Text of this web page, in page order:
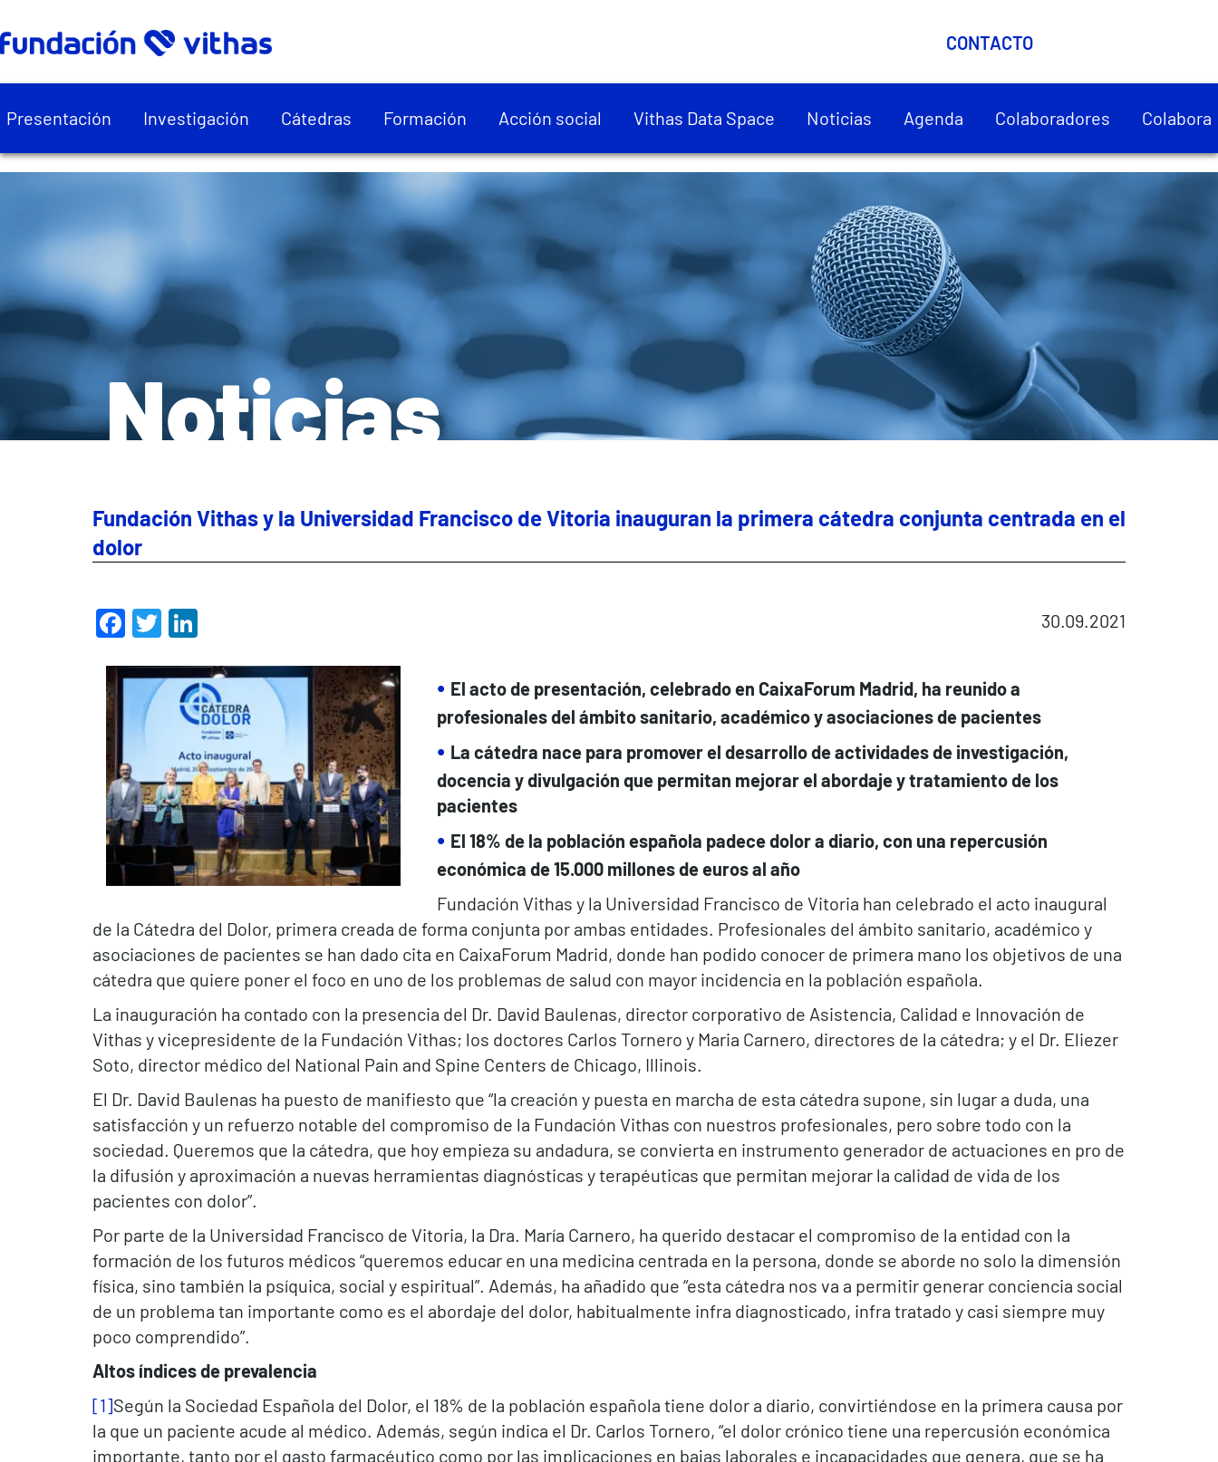
CONTACTO
Presentación Investigación Cátedras Formación Acción social Vithas Data Space Noticias Agenda Colaboradores Colabora
Noticias
Fundación Vithas y la Universidad Francisco de Vitoria inauguran la primera cátedra conjunta centrada en el
dolor
Facebook
Twitter 30.09.2021
El acto de presentación, celebrado en CaixaForum Madrid, ha reunido a
profesionales del ámbito sanitario, académico y asociaciones de pacientes
La cátedra nace para promover el desarrollo de actividades de investigación,
docencia y divulgación que permitan mejorar el abordaje y tratamiento de los
pacientes
El 18% de la población española padece dolor a diario, con una repercusión
económica de 15.000 millones de euros al año
Fundación Vithas y la Universidad Francisco de Vitoria han celebrado el acto inaugural
de la Cátedra del Dolor, primera creada de forma conjunta por ambas entidades. Profesionales del ámbito sanitario, académico y
asociaciones de pacientes se han dado cita en CaixaForum Madrid, donde han podido conocer de primera mano los objetivos de una
cátedra que quiere poner el foco en uno de los problemas de salud con mayor incidencia en la población española.
La inauguración ha contado con la presencia del Dr. David Baulenas, director corporativo de Asistencia, Calidad e Innovación de
Vithas y vicepresidente de la Fundación Vithas; los doctores Carlos Tornero y Maria Carnero, directores de la cátedra; y el Dr. Eliezer
Soto, director médico del National Pain and Spine Centers de Chicago, Illinois.
El Dr. David Baulenas ha puesto de manifiesto que “la creación y puesta en marcha de esta cátedra supone, sin lugar a duda, una
satisfacción y un refuerzo notable del compromiso de la Fundación Vithas con nuestros profesionales, pero sobre todo con la
sociedad. Queremos que la cátedra, que hoy empieza su andadura, se convierta en instrumento generador de actuaciones en pro de
la difusión y aproximación a nuevas herramientas diagnósticas y terapéuticas que permitan mejorar la calidad de vida de los
pacientes con dolor”.
Por parte de la Universidad Francisco de Vitoria, la Dra. María Carnero, ha querido destacar el compromiso de la entidad con la
formación de los futuros médicos “queremos educar en una medicina centrada en la persona, donde se aborde no solo la dimensión
física, sino también la psíquica, social y espiritual”. Además, ha añadido que “esta cátedra nos va a permitir generar conciencia social
de un problema tan importante como es el abordaje del dolor, habitualmente infra diagnosticado, infra tratado y casi siempre muy
poco comprendido”.
Altos índices de prevalencia
[1]Según la Sociedad Española del Dolor, el 18% de la población española tiene dolor a diario, convirtiéndose en la primera causa por
la que un paciente acude al médico. Además, según indica el Dr. Carlos Tornero, “el dolor crónico tiene una repercusión económica
importante, tanto por el gasto farmacéutico como por las implicaciones en bajas laborales e incapacidades que genera, que se ha